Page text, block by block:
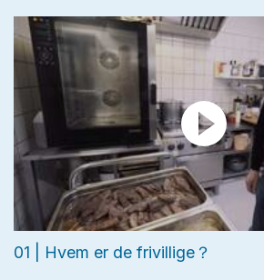
01 | Hvem er de frivillige？